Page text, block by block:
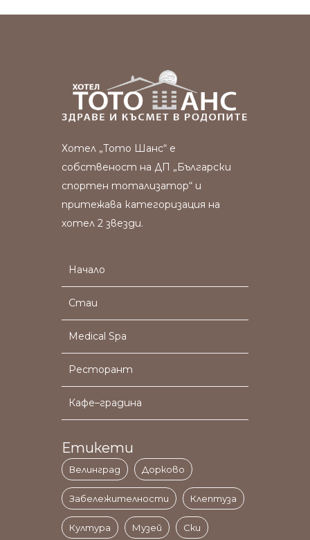
Хотел „Тото Шанс“ е
собственост на ДП „Български
спортен тотализатор“ и
притежава категоризация на
хотел 2 звезди.
Начало
Стаи
Medical Spa
Ресторант
Кафе–градина
Етикети
Велинград Дорково
Забележителности Клептуза
Култура Музей Ски